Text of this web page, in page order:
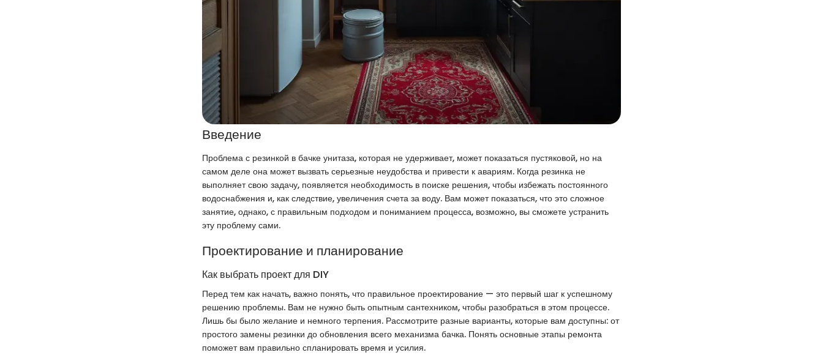
Введение
Проблема с резинкой в бачке унитаза, которая не удерживает, может показаться пустяковой, но на
самом деле она может вызвать серьезные неудобства и привести к авариям. Когда резинка не
выполняет свою задачу, появляется необходимость в поиске решения, чтобы избежать постоянного
водоснабжения и, как следствие, увеличения счета за воду. Вам может показаться, что это сложное
занятие, однако, с правильным подходом и пониманием процесса, возможно, вы сможете устранить
эту проблему сами.
Проектирование и планирование
Как выбрать проект для DIY
Перед тем как начать, важно понять, что правильное проектирование — это первый шаг к успешному
решению проблемы. Вам не нужно быть опытным сантехником, чтобы разобраться в этом процессе.
Лишь бы было желание и немного терпения. Рассмотрите разные варианты, которые вам доступны: от
простого замены резинки до обновления всего механизма бачка. Понять основные этапы ремонта
поможет вам правильно спланировать время и усилия.